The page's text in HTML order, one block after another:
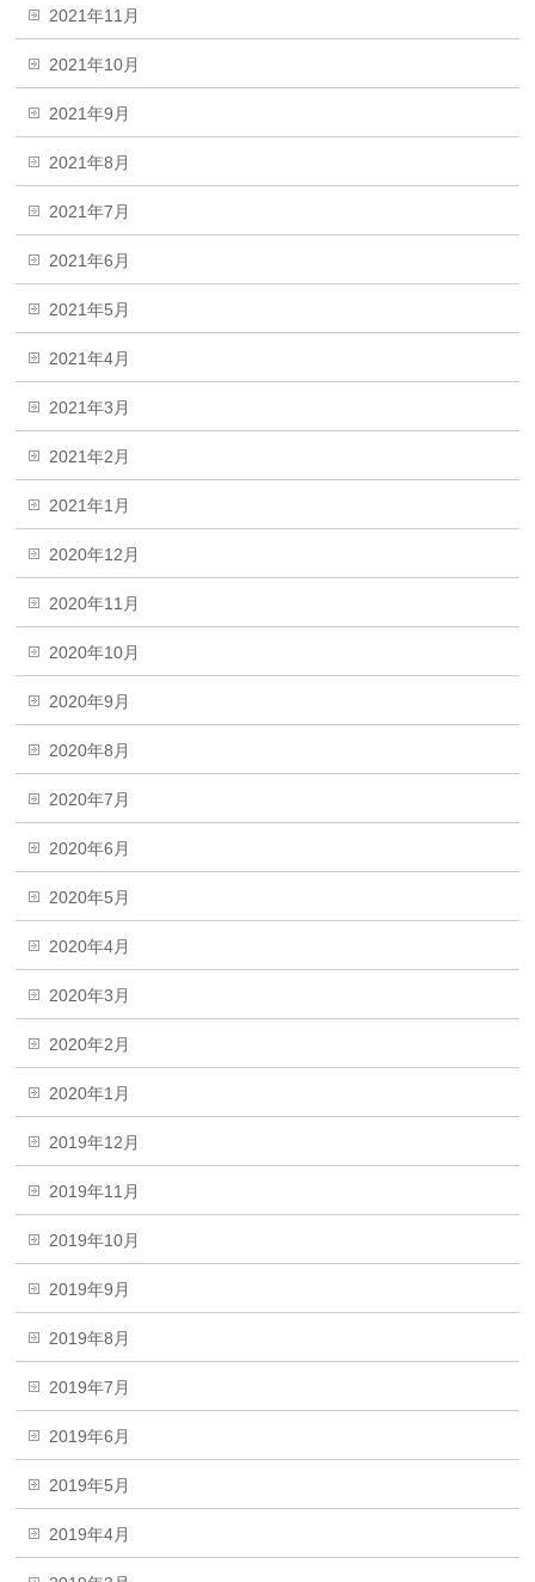
2021年11月
2021年10月
2021年9月
2021年8月
2021年7月
2021年6月
2021年5月
2021年4月
2021年3月
2021年2月
2021年1月
2020年12月
2020年11月
2020年10月
2020年9月
2020年8月
2020年7月
2020年6月
2020年5月
2020年4月
2020年3月
2020年2月
2020年1月
2019年12月
2019年11月
2019年10月
2019年9月
2019年8月
2019年7月
2019年6月
2019年5月
2019年4月